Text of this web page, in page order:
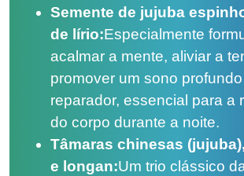
Semente de jujuba
de lírio:Especialmente
acalmar a mente, aliviar a
promover um sono
reparador, essencial para a
do corpo durante a noite.
Tâmaras chinesas
e longan:Um trio clássico